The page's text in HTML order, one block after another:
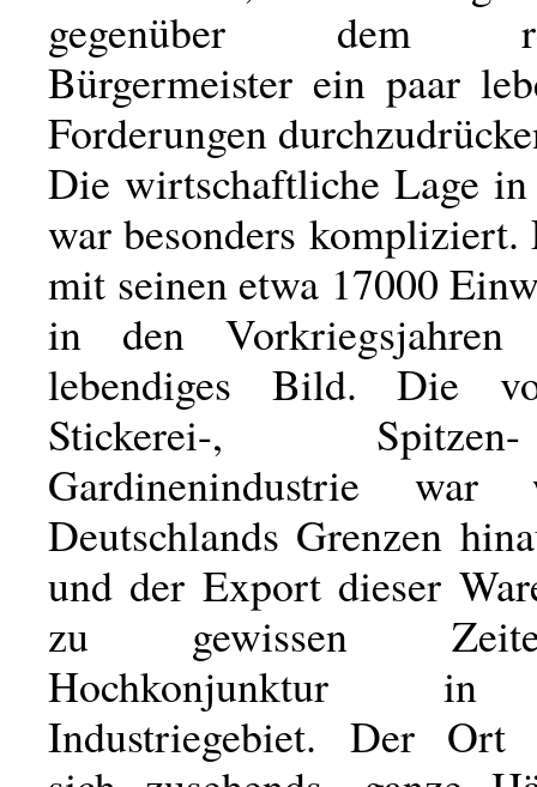
gegenüber dem
Bürgermeister ein paar
Forderungen
Die wirtschaftliche Lage in
war besonders kompliziert.
mit seinen etwa 17000
in den Vorkriegsjahren
lebendiges Bild. Die
Stickerei-,
Gardinenindustrie
Deutschlands Grenzen
und der Export dieser
zu gewissen
Hochkonjunktur in
Industriegebiet. Der Ort